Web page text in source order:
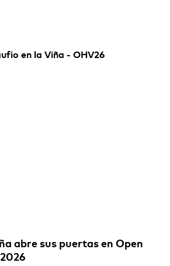
abre sus puertas en Open